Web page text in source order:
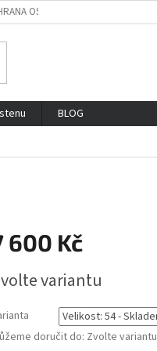
OSOBNÍCH ÚDAJŮ
BLOG
600 Kč
variantu
doručit do: Zvolte variantu